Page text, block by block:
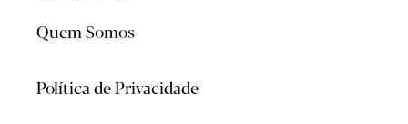
Quem Somos
Política de Privacidade